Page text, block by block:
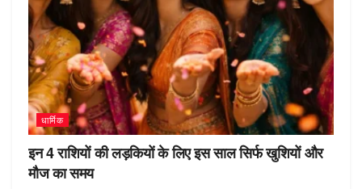
धार्मिक
इन 4 राशियों की लड़कियों के लिए इस साल सिर्फ खुशियों और
मौज का समय